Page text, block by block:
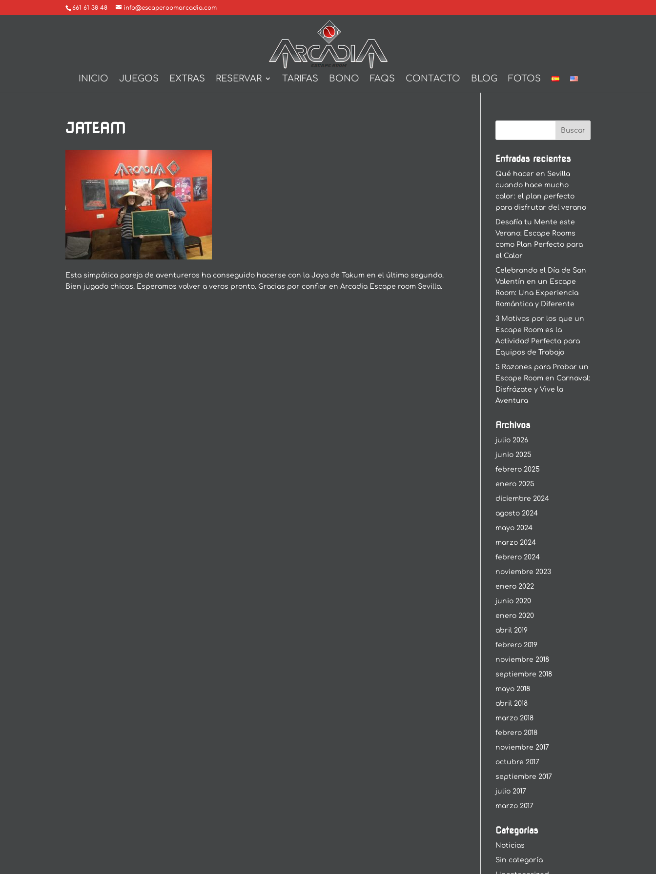
661 61 38 48 info@escaperoomarcadia.com
INICIO JUEGOS EXTRAS RESERVAR TARIFAS BONO FAQS CONTACTO BLOG FOTOS
JATEAM
Esta simpática pareja de aventureros ha conseguido hacerse con la Joya de Takum en el último segundo.
Bien jugado chicos. Esperamos volver a veros pronto. Gracias por confiar en Arcadia Escape room Sevilla.
Entradas recientes
Qué hacer en Sevilla
cuando hace mucho
calor: el plan perfecto
para disfrutar del verano
Desafía tu Mente este
Verano: Escape Rooms
como Plan Perfecto para
el Calor
Celebrando el Día de San
Valentín en un Escape
Room: Una Experiencia
Romántica y Diferente
3 Motivos por los que un
Escape Room es la
Actividad Perfecta para
Equipos de Trabajo
5 Razones para Probar un
Escape Room en Carnaval:
Disfrázate y Vive la
Aventura
Archivos
julio 2026
junio 2025
febrero 2025
enero 2025
diciembre 2024
agosto 2024
mayo 2024
marzo 2024
febrero 2024
noviembre 2023
enero 2022
junio 2020
enero 2020
abril 2019
febrero 2019
noviembre 2018
septiembre 2018
mayo 2018
abril 2018
marzo 2018
febrero 2018
noviembre 2017
octubre 2017
septiembre 2017
julio 2017
marzo 2017
Categorías
Noticias
Sin categoría